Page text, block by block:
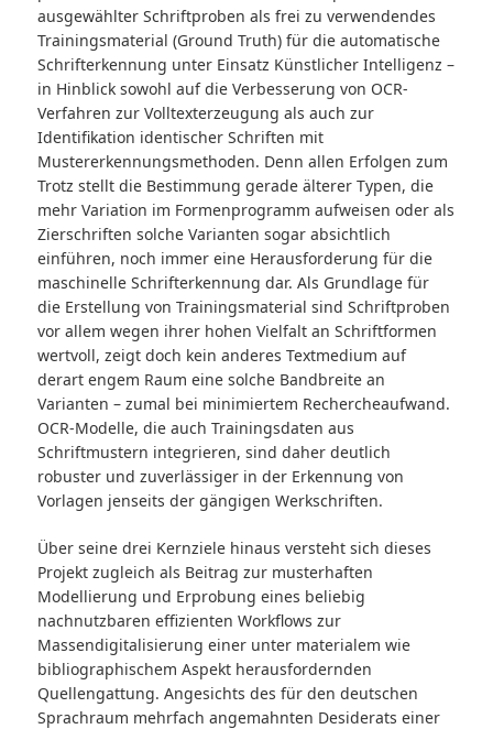
ausgewählter Schriftproben als frei zu verwendendes
Trainingsmaterial (Ground Truth) für die automatische
Schrifterkennung unter Einsatz Künstlicher Intelligenz –
in Hinblick sowohl auf die Verbesserung von OCR-
Verfahren zur Volltexterzeugung als auch zur
Identifikation identischer Schriften mit
Mustererkennungsmethoden. Denn allen Erfolgen zum
Trotz stellt die Bestimmung gerade älterer Typen, die
mehr Variation im Formenprogramm aufweisen oder als
Zierschriften solche Varianten sogar absichtlich
einführen, noch immer eine Herausforderung für die
maschinelle Schrifterkennung dar. Als Grundlage für
die Erstellung von Trainingsmaterial sind Schriftproben
vor allem wegen ihrer hohen Vielfalt an Schriftformen
wertvoll, zeigt doch kein anderes Textmedium auf
derart engem Raum eine solche Bandbreite an
Varianten – zumal bei minimiertem Rechercheaufwand.
OCR-Modelle, die auch Trainingsdaten aus
Schriftmustern integrieren, sind daher deutlich
robuster und zuverlässiger in der Erkennung von
Vorlagen jenseits der gängigen Werkschriften.
Über seine drei Kernziele hinaus versteht sich dieses
Projekt zugleich als Beitrag zur musterhaften
Modellierung und Erprobung eines beliebig
nachnutzbaren effizienten Workflows zur
Massendigitalisierung einer unter materialem wie
bibliographischem Aspekt herausfordernden
Quellengattung. Angesichts des für den deutschen
Sprachraum mehrfach angemahnten Desiderats einer